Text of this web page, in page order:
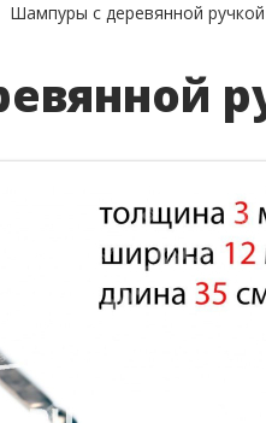
Шампуры с деревянной ручкой